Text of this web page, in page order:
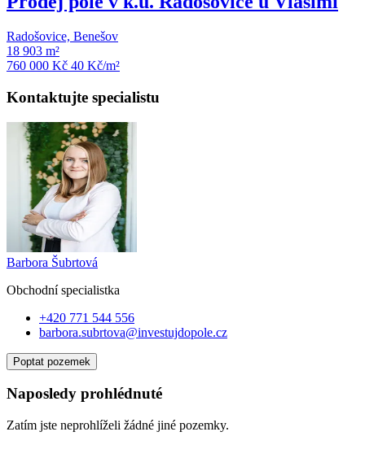
Radošovice, Benešov
18 903 m²
760 000 Kč 40 Kč/m²
Kontaktujte specialistu
Barbora Šubrtová
Obchodní specialistka
+420 771 544 556
barbora.subrtova@investujdopole.cz
Poptat pozemek
Naposledy prohlédnuté
Zatím jste neprohlíželi žádné jiné pozemky.